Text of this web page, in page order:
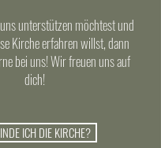
unterstützen möchtest und
Kirche erfahren willst, dann
bei uns! Wir freuen uns auf
dich!
ICH DIE KIRCHE?